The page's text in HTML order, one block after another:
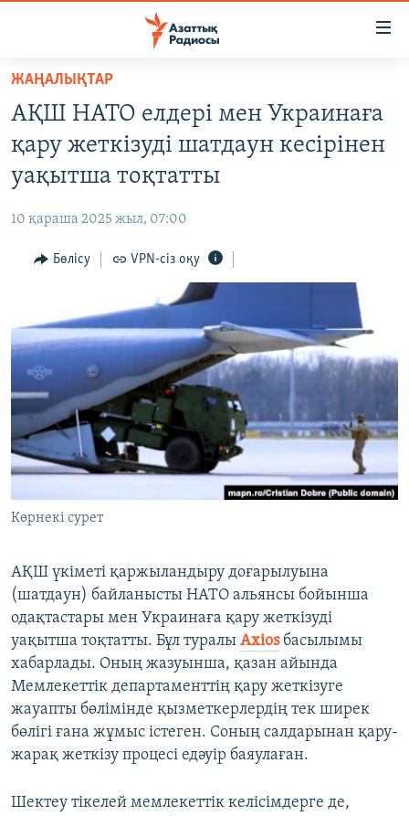
Skip
main
content
to
main
Navigation
САЯСАТ
AZATTYQTV
АДАМ ҚҰҚЫҚТАРЫ
ӘЛЕУМЕТ
АРНАЙЫ ЖОБАЛАР
Русский
ЖАЗЫЛЫҢЫЗ
Басқа тілдерде
ЖАҢАЛЫҚТАР
АҚШ НАТО елдері мен Украинаға
қару жеткізуді шатдаун кесірінен
уақытша тоқтатты
10 қараша 2025 жыл, 07:00
Бөлісу VPN-сіз оқу
Көрнекі сурет
АҚШ үкіметі қаржыландыру доғарылуына
(шатдаун) байланысты НАТО альянсы бойынша
одақтастары мен Украинаға қару жеткізуді
уақытша тоқтатты. Бұл туралы Axiosбасылымы
хабарлады. Оның жазуынша, қазан айында
Мемлекеттік департаменттің қару жеткізуге
жауапты бөлімінде қызметкерлердің тек ширек
бөлігі ғана жұмыс істеген. Соның салдарынан қару-
жарақ жеткізу процесі едәуір баяулаған.
Шектеу тікелей мемлекеттік келісімдерге де,